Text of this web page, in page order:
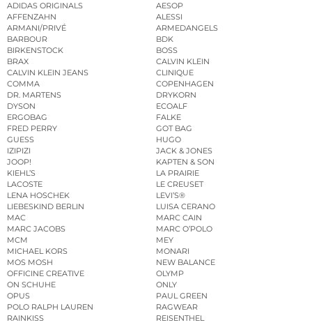
ADIDAS ORIGINALS
AESOP
AFFENZAHN
ALESSI
ARMANI/PRIVÉ
ARMEDANGELS
BARBOUR
BDK
BIRKENSTOCK
BOSS
BRAX
CALVIN KLEIN
CALVIN KLEIN JEANS
CLINIQUE
COMMA
COPENHAGEN
DR. MARTENS
DRYKORN
DYSON
ECOALF
ERGOBAG
FALKE
FRED PERRY
GOT BAG
GUESS
HUGO
IZIPIZI
JACK & JONES
JOOP!
KAPTEN & SON
KIEHL’S
LA PRAIRIE
LACOSTE
LE CREUSET
LENA HOSCHEK
LEVI’S®
LIEBESKIND BERLIN
LUISA CERANO
MAC
MARC CAIN
MARC JACOBS
MARC O’POLO
MCM
MEY
MICHAEL KORS
MONARI
MOS MOSH
NEW BALANCE
OFFICINE CREATIVE
OLYMP
ON SCHUHE
ONLY
OPUS
PAUL GREEN
POLO RALPH LAUREN
RAGWEAR
RAINKISS
REISENTHEL